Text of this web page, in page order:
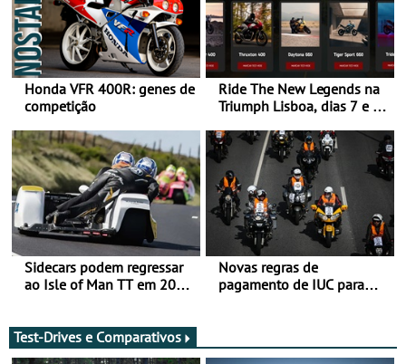
Honda VFR 400R: genes de
competição
Ride The New Legends na
Triumph Lisboa, dias 7 e 8
Sidecars podem regressar
ao Isle of Man TT em 2027
Novas regras de
pagamento de IUC para
Test-Drives e Comparativos